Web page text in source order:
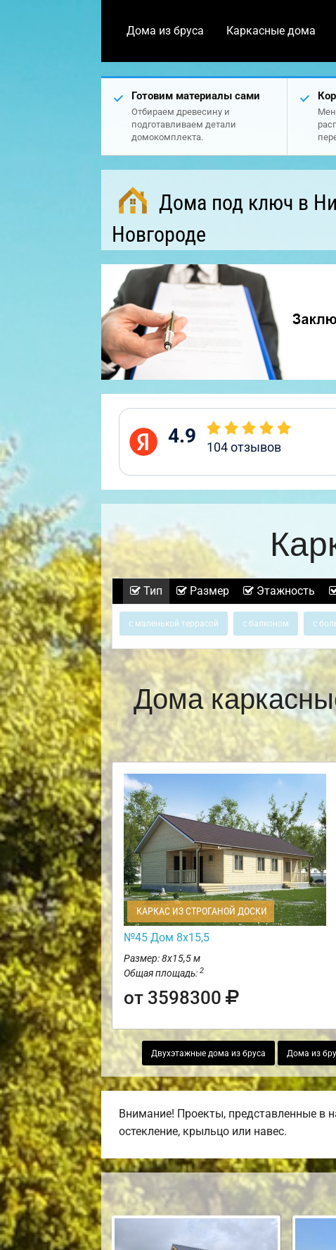
Дома из бруса Каркасные дома
Готовим материалы сами
Отбираем древесину и
подготавливаем детали
домокомплекта.
Дома под ключ в
Новгороде
4.9 104отзывов
Тип Размер Этажность
с маленькой террасой с балконом с
Дома
КАРКАС ИЗ СТРОГАНОЙ ДОСКИ
№45 Дом 8х15,5
Размер: 8х15,5 м
Общая площадь: 2
от 3598300
Двухэтажные дома из бруса Дома из
Внимание! Проекты, представленные в
остекление, крыльцо или навес.